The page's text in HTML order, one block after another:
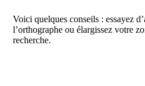
Voici quelques conseils : essayez
l’orthographe ou élargissez votre
recherche.